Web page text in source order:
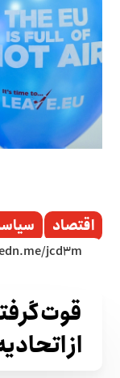
اقتصاد
قوت
از